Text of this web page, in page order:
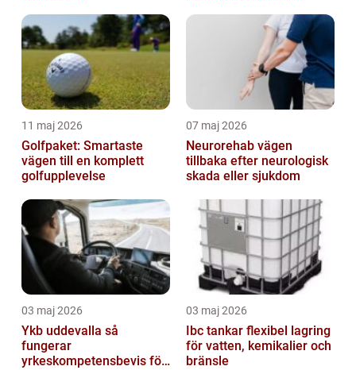
11 maj 2026
Golfpaket: Smartaste
vägen till en komplett
golfupplevelse
07 maj 2026
Neurorehab vägen
tillbaka efter neurologisk
skada eller sjukdom
03 maj 2026
Ykb uddevalla så
fungerar
yrkeskompetensbevis för
03 maj 2026
Ibc tankar flexibel lagring
för vatten, kemikalier och
bränsle